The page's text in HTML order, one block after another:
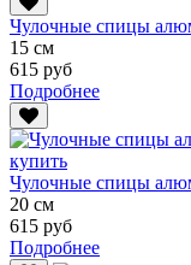
Чулочные спицы
15 см
615 руб
Подробнее
Чулочные спицы
20 см
615 руб
Подробнее